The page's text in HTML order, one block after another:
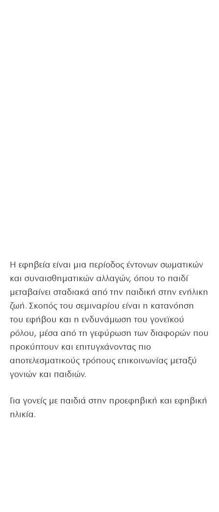
Η εφηβεία είναι μια περίοδος έντονων σωματικών
και συναισθηματικών αλλαγών, όπου το παιδί
μεταβαίνει σταδιακά από την παιδική στην ενήλικη
ζωή. Σκοπός του σεμιναρίου είναι η κατανόηση
του εφήβου και η ενδυνάμωση του γονεϊκού
ρόλου, μέσα από τη γεφύρωση των διαφορών που
προκύπτουν και επιτυγχάνοντας πιο
αποτελεσματικούς τρόπους επικοινωνίας μεταξύ
γονιών και παιδιών.
Για γονείς με παιδιά στην προεφηβική και εφηβική
ηλικία.